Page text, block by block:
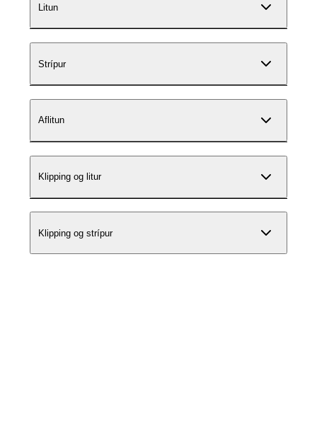
Litun
Strípur
Aflitun
Klipping og litur
Klipping og strípur